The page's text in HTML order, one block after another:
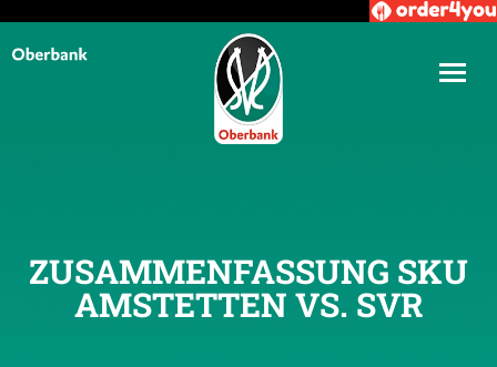
ZUSAMMENFASSUNG SKU
AMSTETTEN VS. SVR